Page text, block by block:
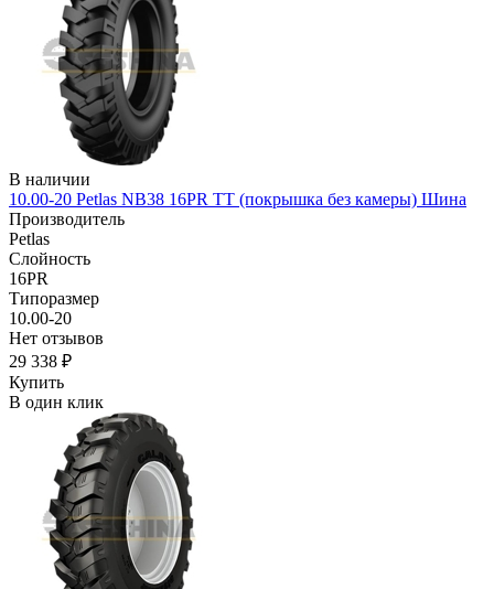
В наличии
10.00-20 Petlas NB38 16PR TT (покрышка без камеры) Шина
Производитель
Petlas
Слойность
16PR
Типоразмер
10.00-20
Нет отзывов
29 338 ₽
Купить
В один клик